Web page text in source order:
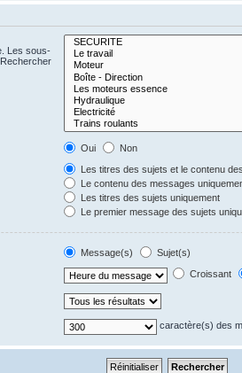
Les sous-
Oui
Non
Les titres des sujets et le contenu
Le contenu des messages
Les titres des sujets uniquement
Le premier message des sujets
Message(s)
Sujet(s)
Croissant
caractère(s) des